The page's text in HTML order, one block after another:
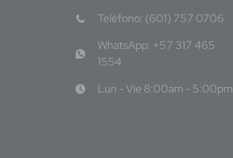
Teléfono: (601) 757 0706
WhatsApp: +57 317 465
1554
Lun - Vie 8:00am - 5:00pm